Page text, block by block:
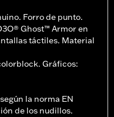
Forro de punto.
Ghost™ Armor en
táctiles. Material
Gráficos:
la norma EN
de los nudillos.